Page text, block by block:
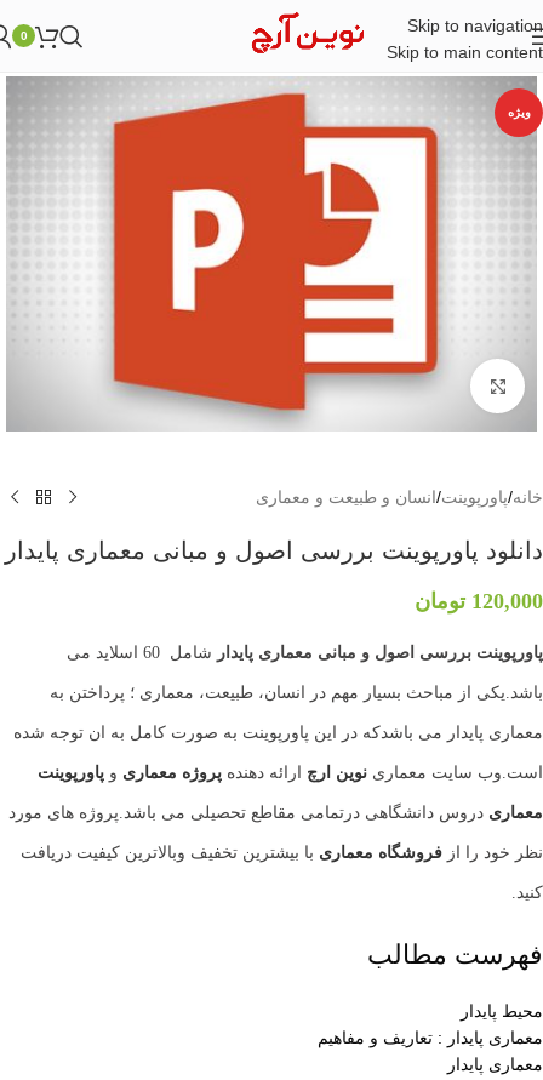
Skip to navigation
Skip to main content
0
ویژه
بزرگنمایی تصویر
خانه/پاورپوینت/انسان و طبیعت و معماری
دانلود پاورپوینت بررسی اصول و مبانی معماری پایدار
120,000 تومان
پاورپوینت بررسی اصول و مبانی معماری پایدار شامل 60 اسلاید می
باشد.یکی از مباحث بسیار مهم در انسان، طبیعت، معماری ؛ پرداختن به
معماری پایدار می باشدکه در این پاورپوینت به صورت کامل به ان توجه شده
است.وب سایت معماری نوین ارچ ارائه دهنده پروژه معماری و پاورپوینت
معماری دروس دانشگاهی درتمامی مقاطع تحصیلی می باشد.پروژه های مورد
نظر خود را از فروشگاه معماری با بیشترین تخفیف وبالاترین کیفیت دریافت
کنید.
فهرست مطالب
محیط پایدار
معماری پایدار : تعاریف و مفاهیم
معماری پایدار